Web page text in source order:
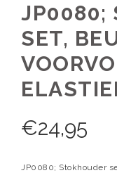
JP0080;
SET,
€24,95
JP0080; Stokhouder